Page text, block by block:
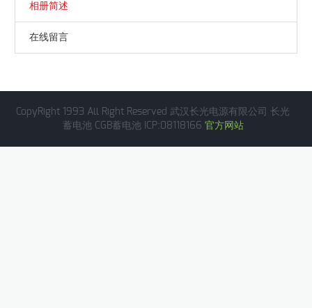
相册简述
在线留言
CopyRight 1993 All Right Reserved 武汉长光电源有限公司 长光
蓄电池 CGB蓄电池 ICP:08118166 官方网站